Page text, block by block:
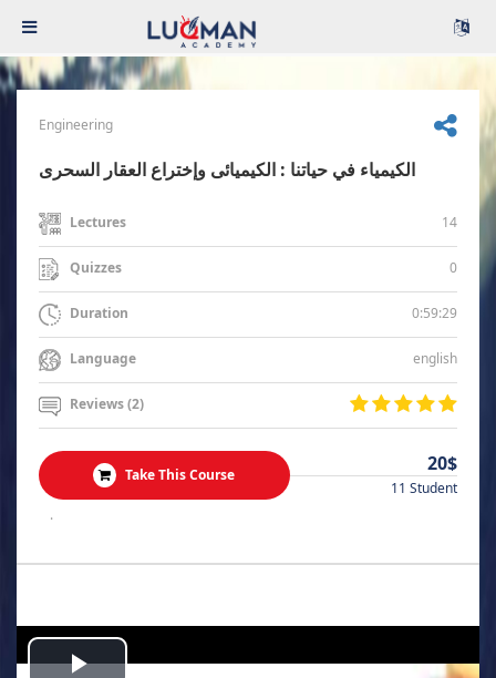
Engineering
الكيمياء في حياتنا : الكيميائى وإختراع العقار السحرى
Lectures 14
Quizzes 0
Duration 0:59:29
Language english
Reviews (2)
Take This Course 20$
11 Student
.